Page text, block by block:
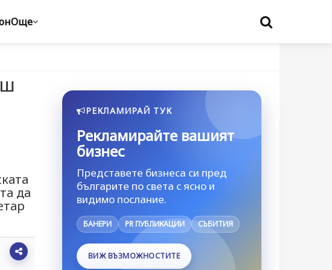
Още
да
РЕКЛАМИРАЙ ТУК
Рекламирайте вашият
бизнес
Представете бизнеса си пред
българите по света с ясно и
видимо послание.
БАНЕРИ PR ПУБЛИКАЦИИ СЪБИТИЯ
ВИЖ ВЪЗМОЖНОСТИТЕ